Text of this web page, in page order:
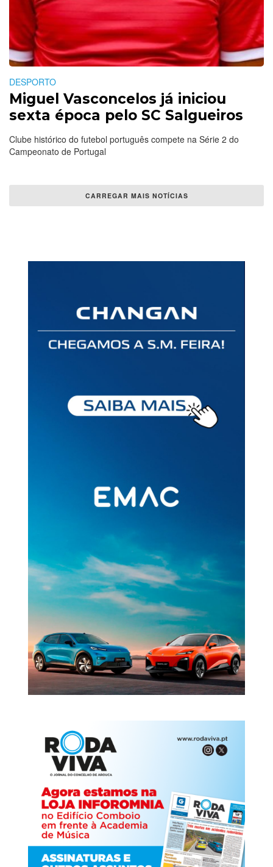
DESPORTO
Miguel Vasconcelos já iniciou
sexta época pelo SC Salgueiros
Clube histórico do futebol português compete na Série 2 do
Campeonato de Portugal
CARREGAR MAIS NOTÍCIAS